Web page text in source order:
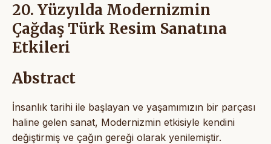
20. Yüzyılda Modernizmin
Çağdaş Türk Resim Sanatına
Etkileri
Abstract
İnsanlık tarihi ile başlayan ve yaşamımızın bir parçası
haline gelen sanat, Modernizmin etkisiyle kendini
değiştirmiş ve çağın gereği olarak yenilemiştir.